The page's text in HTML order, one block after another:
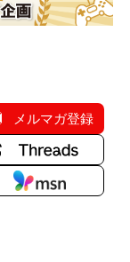
メルマガ登録